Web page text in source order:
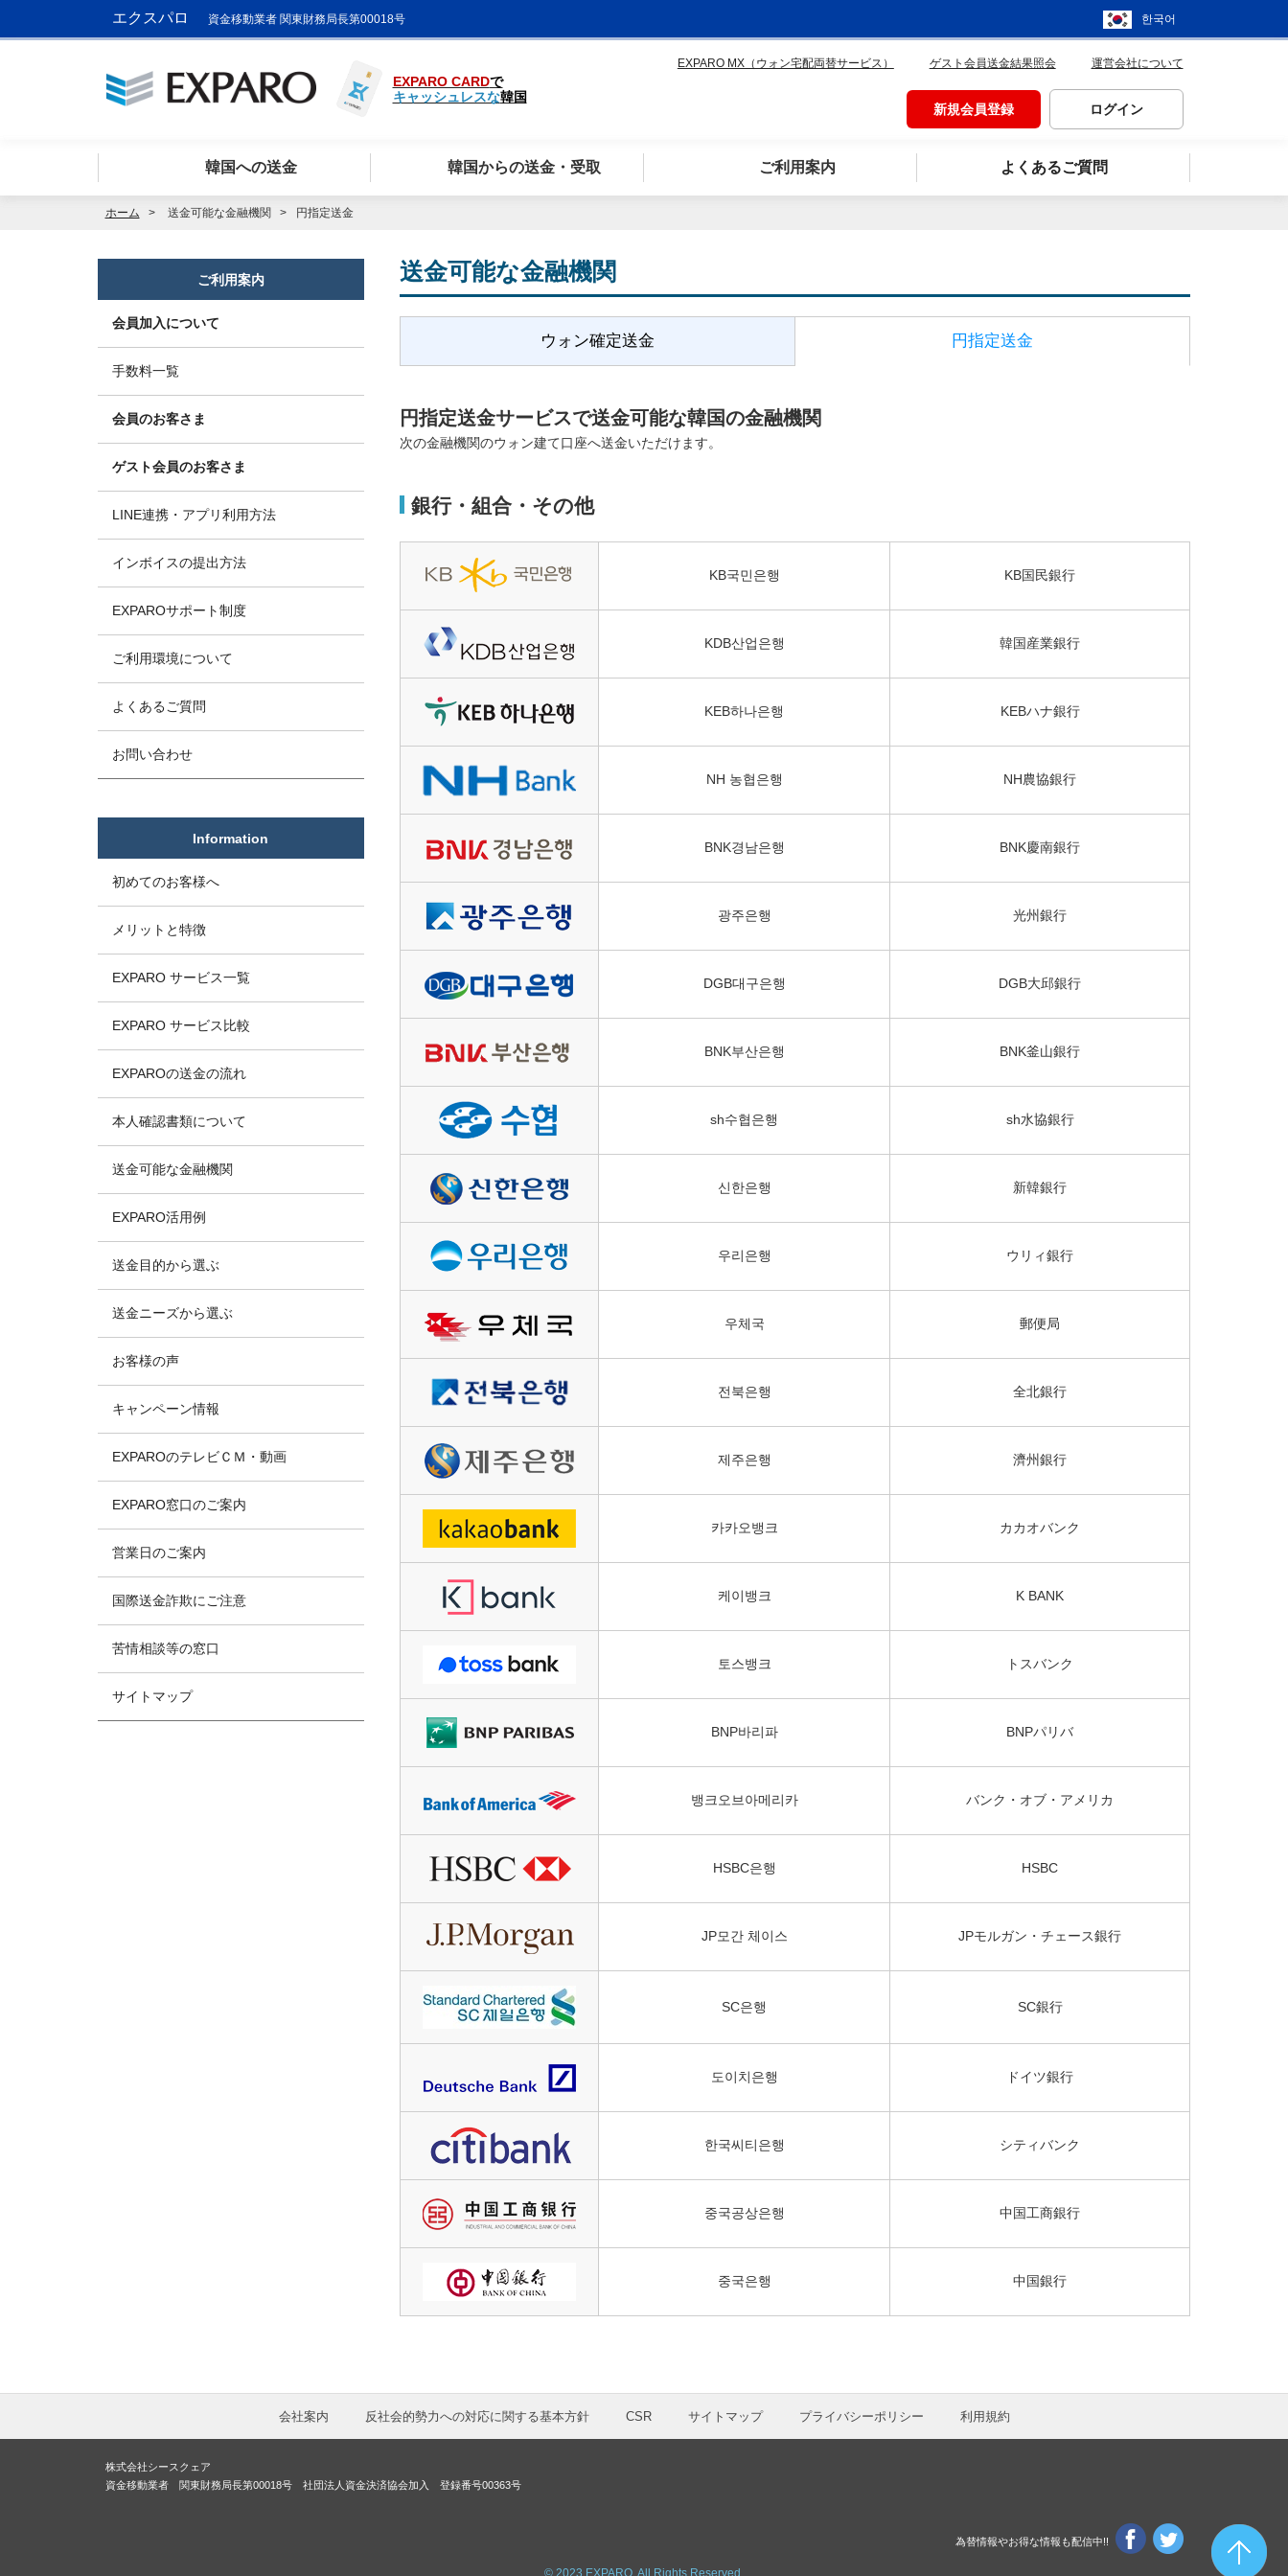
エクスパロ 資金移動業者 関東財務局長第00018号 한국어
EXPARO CARDで
キャッシュレスな韓国
EXPARO MX（ウォン宅配両替サービス） ゲスト会員送金結果照会 運営会社について
新規会員登録 ログイン
韓国への送金 韓国からの送金・受取 ご利用案内 よくあるご質問
ホーム 送金可能な金融機関 円指定送金
送金可能な金融機関
ウォン確定送金 円指定送金
円指定送金サービスで送金可能な韓国の金融機関
次の金融機関のウォン建て口座へ送金いただけます。
銀行・組合・その他
KB국민은행 KB国民銀行
KDB산업은행 韓国産業銀行
KEB하나은행 KEBハナ銀行
NH 농협은행 NH農協銀行
BNK경남은행 BNK慶南銀行
광주은행 光州銀行
DGB대구은행 DGB大邱銀行
BNK부산은행 BNK釜山銀行
sh수협은행 sh水協銀行
신한은행 新韓銀行
우리은행 ウリィ銀行
우체국 郵便局
전북은행 全北銀行
제주은행 濟州銀行
카카오뱅크 カカオバンク
케이뱅크 K BANK
토스뱅크 トスバンク
BNP바리파 BNPパリバ
뱅크오브아메리카 バンク・オブ・アメリカ
HSBC은행 HSBC
JP모간 체이스 JPモルガン・チェース銀行
SC은행 SC銀行
도이치은행 ドイツ銀行
한국씨티은행 シティバンク
중국공상은행 中国工商銀行
중국은행 中国銀行
ご利用案内
会員加入について
手数料一覧
会員のお客さま
ゲスト会員のお客さま
LINE連携・アプリ利用方法
インボイスの提出方法
EXPAROサポート制度
ご利用環境について
よくあるご質問
お問い合わせ
Information
初めてのお客様へ
メリットと特徴
EXPARO サービス一覧
EXPARO サービス比較
EXPAROの送金の流れ
本人確認書類について
送金可能な金融機関
EXPARO活用例
送金目的から選ぶ
送金ニーズから選ぶ
お客様の声
キャンペーン情報
EXPAROのテレビＣＭ・動画
EXPARO窓口のご案内
営業日のご案内
国際送金詐欺にご注意
苦情相談等の窓口
サイトマップ
会社案内 反社会的勢力への対応に関する基本方針 CSR サイトマップ プライバシーポリシー 利用規約
株式会社シースクェア
資金移動業者 関東財務局長第00018号 社団法人資金決済協会加入 登録番号00363号
為替情報やお得な情報も配信中!!
© 2023 EXPARO. All Rights Reserved.